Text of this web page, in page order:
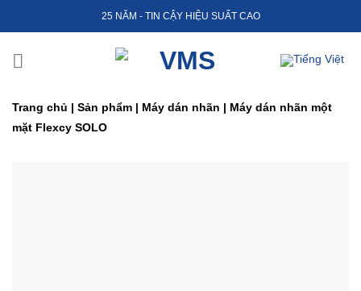
to
25 NĂM - TIN CẬY HIỆU SUẤT CAO
Trang chủ | Sản phẩm | Máy dán nhãn | Máy dán nhãn một
mặt Flexcy SOLO